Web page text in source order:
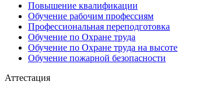
Повышение квалификации
Обучение рабочим профессиям
Профессиональная переподготовка
Обучение по Охране труда
Обучение по Охране труда на высоте
Обучение пожарной безопасности
Аттестация